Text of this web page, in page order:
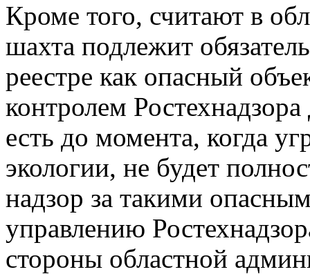
Кроме того, считают в
шахта подлежит
реестре как опасный
контролем
есть до момента, когда
экологии, не будет
надзор за такими
управлению
стороны областной